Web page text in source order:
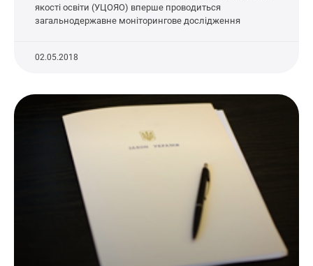
якості освіти (УЦОЯО) вперше проводиться
загальнодержавне моніторингове дослідження
02.05.2018